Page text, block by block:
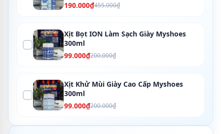
190.000₫455.000₫
Xịt Bọt ION Làm Sạch Giày Myshoes
300ml
99.000₫200.000₫
Xịt Khử Mùi Giày Cao Cấp Myshoes
300ml
99.000₫200.000₫